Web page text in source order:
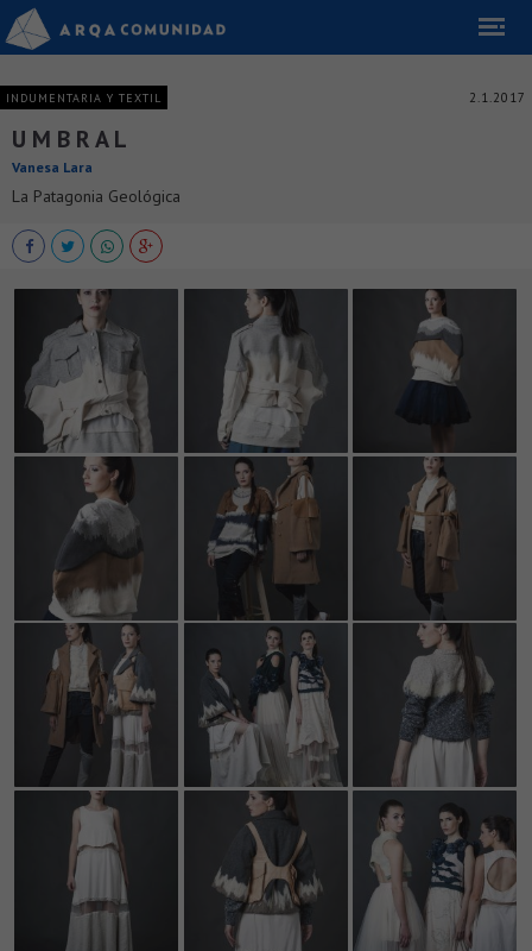
INDUMENTARIA Y TEXTIL 2.1.2017
U M B R A L
Vanesa Lara
La Patagonia Geológica